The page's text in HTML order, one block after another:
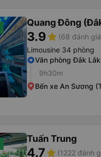
Quang Đông
3.9star (68 đánh
Limousine 34 phòng
Văn phòng Đắk Lắk
9h30m
Bến xe An Sương
Tuấn Trung
4.7star (1222 đánh